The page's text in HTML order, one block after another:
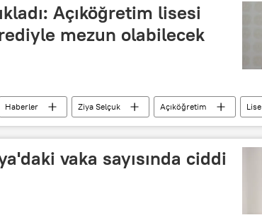
Açıköğretim lisesi
mezun olabilecek
Haberler Ziya Selçuk Açıköğretim
Lise
vaka sayısında ciddi